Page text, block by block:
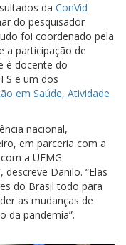
da ConVid
do pesquisador
foi coordenado pela
a participação de
é docente do
e um dos
em Saúde, Atividade
nacional,
em parceria com a
a UFMG
descreve Danilo. “Elas
do Brasil todo para
as mudanças de
da pandemia”.